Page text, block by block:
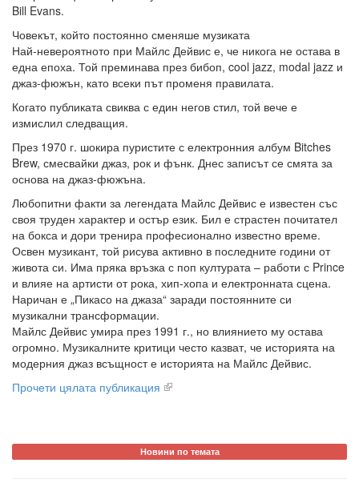
Bill Evans.
Човекът, който постоянно сменяше музиката
Най-невероятното при Майлс Дейвис е, че никога не остава в
една епоха. Той преминава през бибоп, cool jazz, modal jazz и
джаз-фюжън, като всеки път променя правилата.
Когато публиката свиква с един негов стил, той вече е
измислил следващия.
През 1970 г. шокира пуристите с електронния албум Bitches
Brew, смесвайки джаз, рок и фънк. Днес записът се смята за
основа на джаз-фюжъна.
Любопитни факти за легендата Майлс Дейвис е известен със
своя труден характер и остър език. Бил е страстен почитател
на бокса и дори тренира професионално известно време.
Освен музикант, той рисува активно в последните години от
живота си. Има пряка връзка с поп културата – работи с Prince
и влияе на артисти от рока, хип-хопа и електронната сцена.
Наричан е „Пикасо на джаза“ заради постоянните си
музикални трансформации.
Майлс Дейвис умира през 1991 г., но влиянието му остава
огромно. Музикалните критици често казват, че историята на
модерния джаз всъщност е историята на Майлс Дейвис.
Прочети цялата публикация
Новини по темата